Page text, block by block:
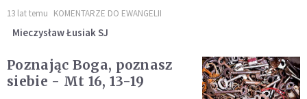
13 lat temu KOMENTARZE DO EWANGELII
Mieczysław Łusiak SJ
Poznając Boga, poznasz
siebie - Mt 16, 13-19